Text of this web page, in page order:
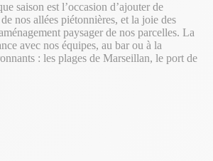
saison est l’occasion d’ajouter de
nos allées piétonnières, et la joie des
paysager de nos parcelles. La
avec nos équipes, au bar ou à la
: les plages de Marseillan, le port de